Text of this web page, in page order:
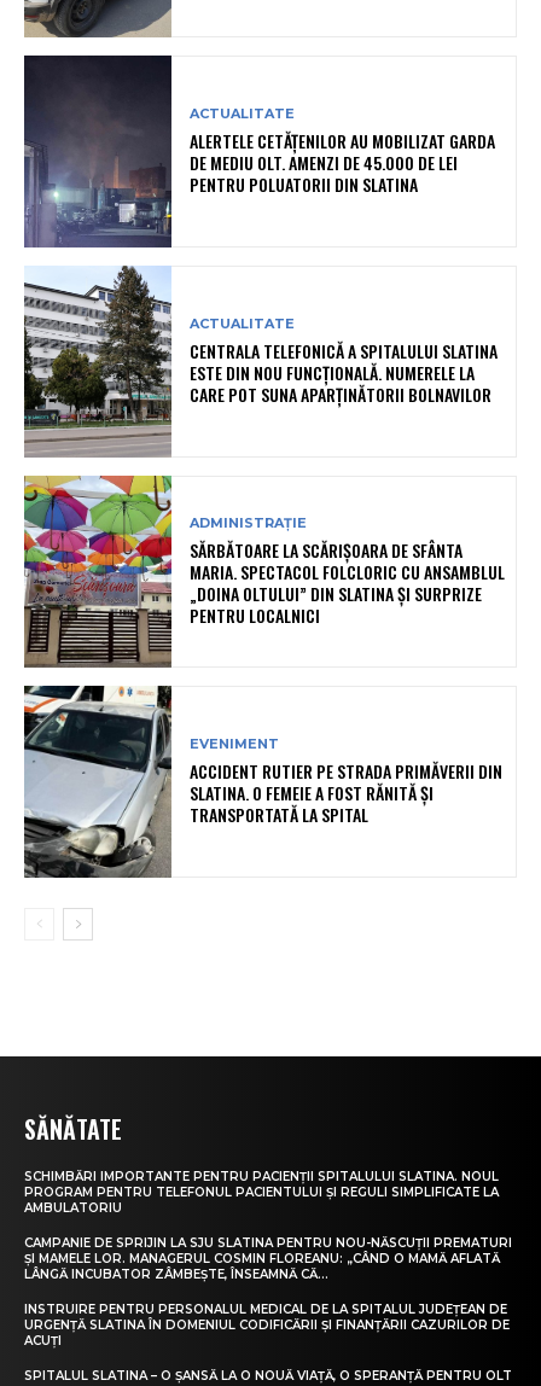
ACTUALITATE
ALERTELE CETĂȚENILOR AU MOBILIZAT GARDA
DE MEDIU OLT. AMENZI DE 45.000 DE LEI
PENTRU POLUATORII DIN SLATINA
ACTUALITATE
CENTRALA TELEFONICĂ A SPITALULUI SLATINA
ESTE DIN NOU FUNCȚIONALĂ. NUMERELE LA
CARE POT SUNA APARȚINĂTORII BOLNAVILOR
ADMINISTRAȚIE
SĂRBĂTOARE LA SCĂRIȘOARA DE SFÂNTA
MARIA. SPECTACOL FOLCLORIC CU ANSAMBLUL
„DOINA OLTULUI” DIN SLATINA ȘI SURPRIZE
PENTRU LOCALNICI
EVENIMENT
ACCIDENT RUTIER PE STRADA PRIMĂVERII DIN
SLATINA. O FEMEIE A FOST RĂNITĂ ȘI
TRANSPORTATĂ LA SPITAL
SĂNĂTATE
SCHIMBĂRI IMPORTANTE PENTRU PACIENȚII SPITALULUI SLATINA. NOUL
PROGRAM PENTRU TELEFONUL PACIENTULUI ȘI REGULI SIMPLIFICATE LA
AMBULATORIU
CAMPANIE DE SPRIJIN LA SJU SLATINA PENTRU NOU-NĂSCUȚII PREMATURI
ȘI MAMELE LOR. MANAGERUL COSMIN FLOREANU: „CÂND O MAMĂ AFLATĂ
LÂNGĂ INCUBATOR ZÂMBEȘTE, ÎNSEAMNĂ CĂ...
INSTRUIRE PENTRU PERSONALUL MEDICAL DE LA SPITALUL JUDEȚEAN DE
URGENȚĂ SLATINA ÎN DOMENIUL CODIFICĂRII ȘI FINANȚĂRII CAZURILOR DE
ACUȚI
SPITALUL SLATINA – O ȘANSĂ LA O NOUĂ VIAȚĂ, O SPERANȚĂ PENTRU OLT